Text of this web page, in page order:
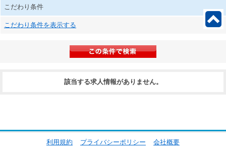
こだわり条件
こだわり条件を表示する
該当する求人情報がありません。
利用規約 プライバシーポリシー 会社概要